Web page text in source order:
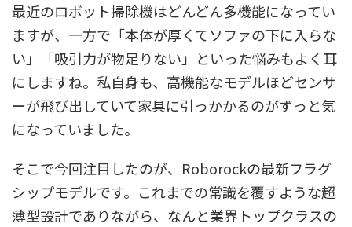
最近のロボット掃除機はどんどん多機能になってい
ますが、一方で「本体が厚くてソファの下に入らな
い」「吸引力が物足りない」といった悩みもよく耳
にしますね。私自身も、高機能なモデルほどセンサ
ーが飛び出していて家具に引っかかるのがずっと気
になっていました。
そこで今回注目したのが、Roborockの最新フラグ
シップモデルです。これまでの常識を覆すような超
薄型設計でありながら、なんと業界トップクラスの